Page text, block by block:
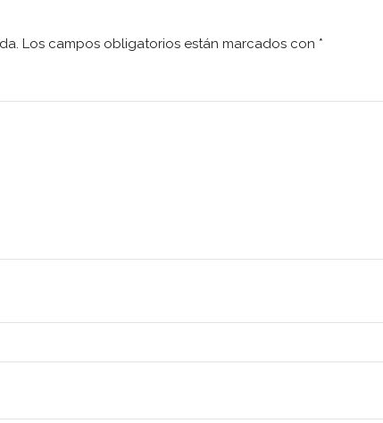
Los campos obligatorios están marcados con *